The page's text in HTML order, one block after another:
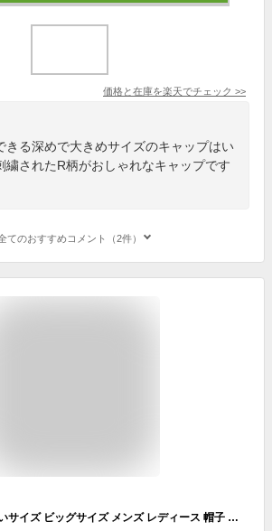
価格と在庫を楽天でチェック >>
きる深めで大きめサイズのキャップはい
繍されたR柄がおしゃれなキャップです
てのおすすめコメント（2件）
バケットハット 大きいサイズ ビッグサイズ メンズ レディース 帽子 UVカット バケハ | 綿100％ 深め 大きめ ユニセックス 紫外線対策 アウトドア キャンプ小顔効果 サイズ調整 折りたたみ M L XXL おしゃれ かっこいい 春 夏 秋 オールシーズン ギフト プレゼント